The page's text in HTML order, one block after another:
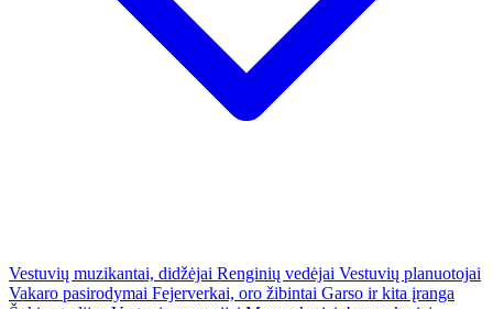
Vestuvių muzikantai, didžėjai Renginių vedėjai Vestuvių planuotojai
Vakaro pasirodymai Fejerverkai, oro žibintai Garso ir kita įranga